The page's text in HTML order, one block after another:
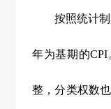
按照统计制
年为基期的CPI
整，分类权数